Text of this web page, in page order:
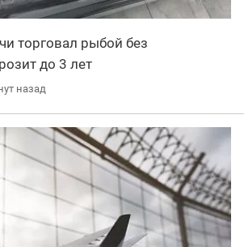
торговал рыбой без
до 3 лет
назад